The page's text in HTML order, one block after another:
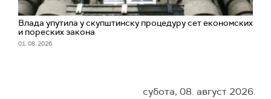
Влада упутила у скупштинску процедуру сет економских
и пореских закона
01. 08. 2026.
субота, 08. август 2026.